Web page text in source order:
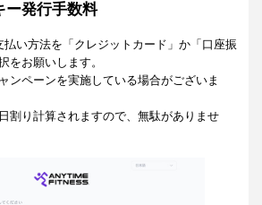
ー発行手数料
払い方法を「クレジットカード」か「口座振
をお願いします。
ンペーンを実施している場合がございま
割り計算されますので、無駄がありませ